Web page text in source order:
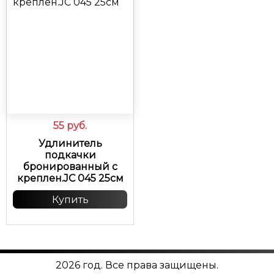
55 руб.
Удлинитель
подкачки
бронированный с
креплен.JC 045 25см
Купить
2026 год. Все права защищены.